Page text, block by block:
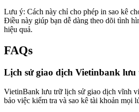
Lưu ý: Cách này chỉ cho phép in sao kê
Điều này giúp bạn dễ dàng theo dõi tình
hiệu quả.
FAQs
Lịch sử giao dịch Vietinbank lưu
VietinBank lưu trữ lịch sử giao dịch vĩnh
bảo việc kiểm tra và sao kê tài khoản mọi